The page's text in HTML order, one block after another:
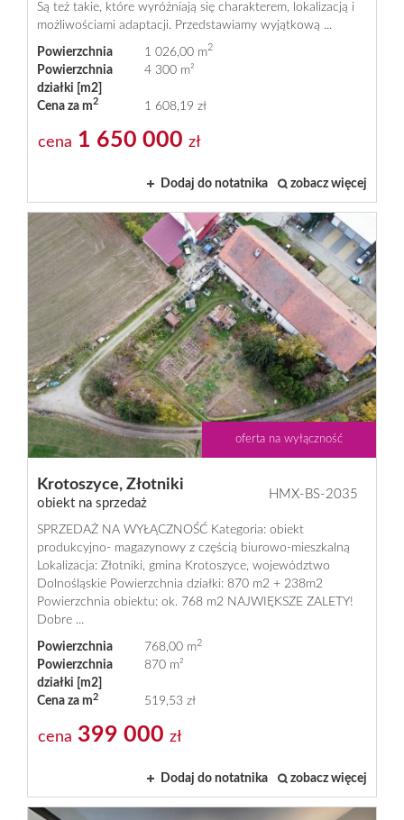
Oferty
Są też takie, które wyróżniają się charakterem, lokalizacją i
możliwościami adaptacji. Przedstawiamy wyjątkową ...
Powierzchnia 1 026,00 m2
Powierzchnia
działki [m2]
4 300 m²
Cena za m2 1 608,19 zł
cena 1 650 000 zł
Dodaj do notatnika zobacz więcej
oferta na wyłączność
Krotoszyce, Złotniki
obiekt na sprzedaż
HMX-BS-2035
SPRZEDAŻ NA WYŁĄCZNOŚĆ Kategoria: obiekt
produkcyjno- magazynowy z częścią biurowo-mieszkalną
Lokalizacja: Złotniki, gmina Krotoszyce, województwo
Dolnośląskie Powierzchnia działki: 870 m2 + 238m2
Powierzchnia obiektu: ok. 768 m2 NAJWIĘKSZE ZALETY!
Dobre ...
Powierzchnia 768,00 m2
Powierzchnia
działki [m2]
870 m²
Cena za m2 519,53 zł
cena 399 000 zł
Dodaj do notatnika zobacz więcej